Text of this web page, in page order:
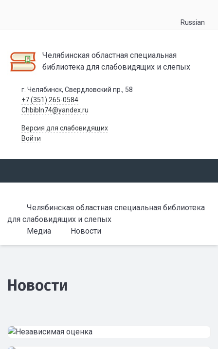
Russian
Челябинская областная специальная
библиотека для слабовидящих и слепых
г. Челябинск, Свердловский пр., 58
+7 (351) 265-0584
Chbibln74@yandex.ru
Версия для слабовидящих
Войти
Челябинская областная специальная библиотека
для слабовидящих и слепых
Медиа
Новости
Новости